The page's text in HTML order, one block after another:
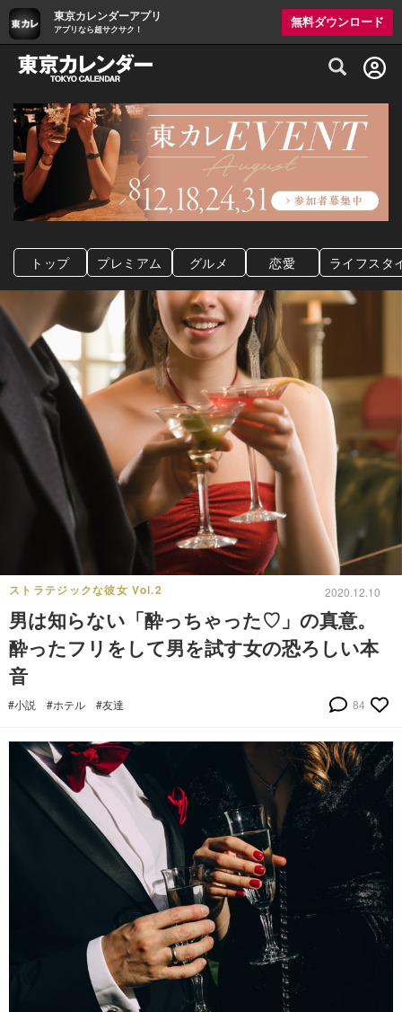
東京カレンダーアプリ
アプリなら超サクサク！
無料ダウンロード
グルメ情報・プレミアムレストラン予約
トップ プレミアム グルメ 恋愛 ライフスタ
ストラテジックな彼女 Vol.2 2020.12.10
男は知らない「酔っちゃった♡」の真意。
酔ったフリをして男を試す女の恐ろしい本
音
#小説 #ホテル #友達 84